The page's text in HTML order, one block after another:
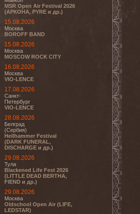
MSR Open Air Festival 2026
(АРКОНА, PYRE и др.)
15.08.2026
Москва
BOROFF BAND
15.08.2026
Москва
MOSCOW ROCK CITY
16.08.2026
Москва
VIO-LENCE
17.08.2026
Санкт-
Петербург
VIO-LENCE
28.08.2026
Белград
(Сербия)
Hellhammer Festival
(DARK FUNERAL,
DISCHARGE и др.)
29.08.2026
Тула
Blackened Life Fest 2026
(LITTLE DEAD BERTHA,
FIEND и др.)
29.08.2026
Москва
Oldschool Open Air (LIFE,
LEDSTAR)